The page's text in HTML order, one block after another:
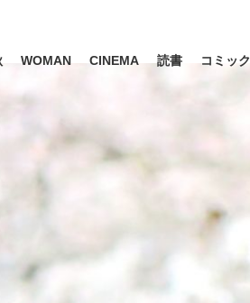
WOMAN CINEMA 読書 コミック
#松田聖子